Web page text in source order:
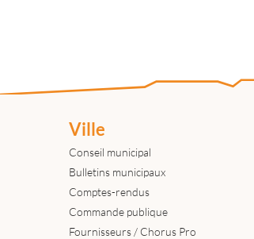
Ville
Conseil municipal
Bulletins municipaux
Comptes-rendus
Commande publique
Fournisseurs / Chorus Pro